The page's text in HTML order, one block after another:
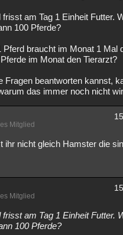
frisst am Tag 1 Einheit Futter.
100 Pferde?
Pferd braucht im Monat 1 Mal
im Monat den Tierarzt?
Fragen beantworten kannst,
das immer noch nicht
Mitglied
ihr nicht gleich Hamster die
Mitglied
am Tag 1 Einheit Futter.
100 Pferde?